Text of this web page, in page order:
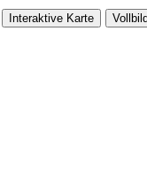
Interaktive Karte